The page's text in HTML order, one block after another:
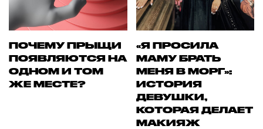
ПОЧЕМУ ПРЫЩИ
ПОЯВЛЯЮТСЯ НА
ОДНОМ И ТОМ
ЖЕ МЕСТЕ?
«Я ПРОСИЛА
МАМУ БРАТЬ
МЕНЯ В МОРГ»:
ИСТОРИЯ
ДЕВУШКИ,
КОТОРАЯ ДЕЛАЕТ
МАКИЯЖ